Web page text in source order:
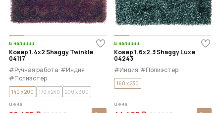
В наличии
Ковер 1.4x2 Shaggy Twinkle
04117
#Ручная работа #Индия
#Полиэстер
140 x 200 170 x 240 200 x 300
Цена:
В наличии
Ковер 1.6x2.3 Shaggy Luxe
04243
#Индия #Полиэстер
160 x 230
Цена: